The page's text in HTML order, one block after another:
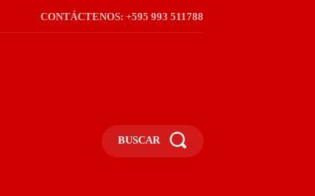
CONTÁCTENOS: +595 993 511788
BUSCAR